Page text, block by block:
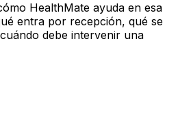
HealthMate ayuda en esa
entra por recepción, qué se
debe intervenir una